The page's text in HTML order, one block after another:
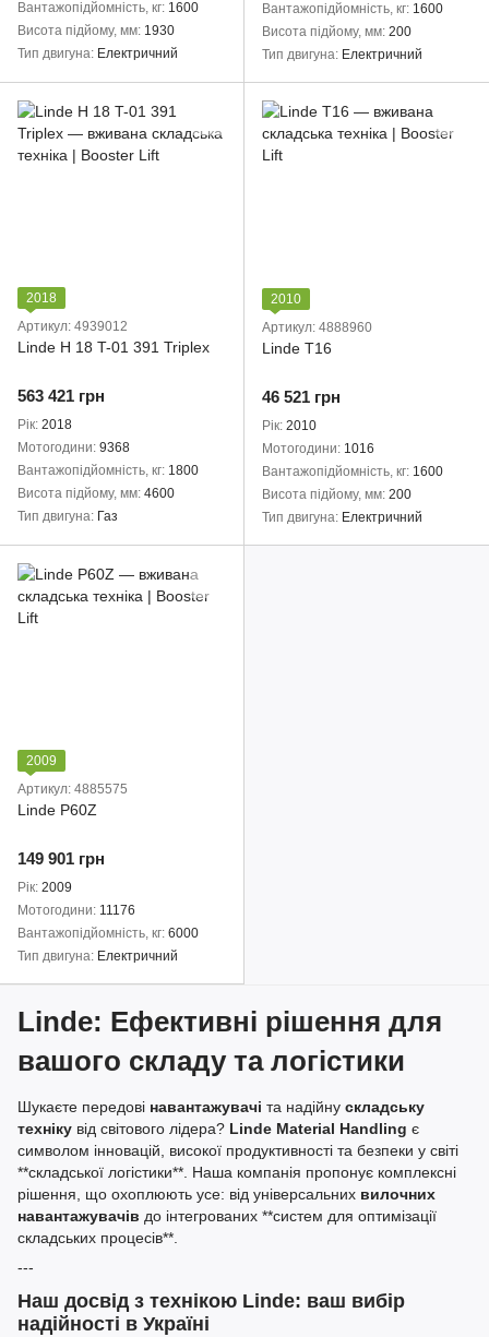
Вантажопідйомність, кг 1600
Висота підйому, мм 1930
Тип двигуна Електричний
Вантажопідйомність, кг 1600
Висота підйому, мм 200
Тип двигуна Електричний
2018
Артикул: 4939012
Linde H 18 T-01 391 Triplex
563 421 грн
Рік 2018
Мотогодини 9368
Вантажопідйомність, кг 1800
Висота підйому, мм 4600
Тип двигуна Газ
2010
Артикул: 4888960
Linde T16
46 521 грн
Рік 2010
Мотогодини 1016
Вантажопідйомність, кг 1600
Висота підйому, мм 200
Тип двигуна Електричний
2009
Артикул: 4885575
Linde P60Z
149 901 грн
Рік 2009
Мотогодини 11176
Вантажопідйомність, кг 6000
Тип двигуна Електричний
Linde: Ефективні рішення для
вашого складу та логістики
Шукаєте передові навантажувачі та надійну складську
техніку від світового лідера? Linde Material Handling є
символом інновацій, високої продуктивності та безпеки у світі
**складської логістики**. Наша компанія пропонує комплексні
рішення, що охоплюють усе: від універсальних вилочних
навантажувачів до інтегрованих **систем для оптимізації
складських процесів**.
---
Наш досвід з технікою Linde: ваш вибір
надійності в Україні